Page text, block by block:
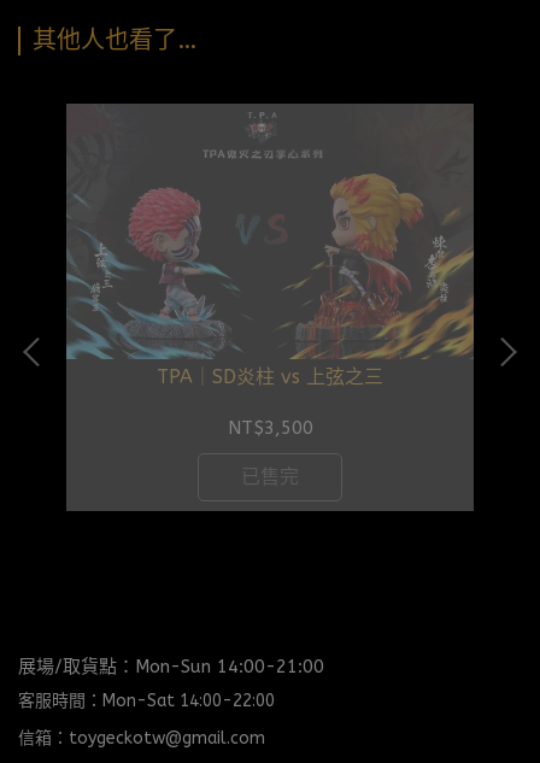
其他人也看了…
TPA｜SD炎柱 vs 上弦之三
NT$3,500
已售完
展場/取貨點：Mon-Sun 14:00-21:00
客服時間：Mon-Sat 14:00-22:00
信箱：toygeckotw@gmail.com